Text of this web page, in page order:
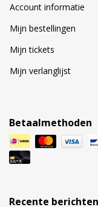
Account informatie
Mijn bestellingen
Mijn tickets
Mijn verlanglijst
Betaalmethoden
Recente berichten